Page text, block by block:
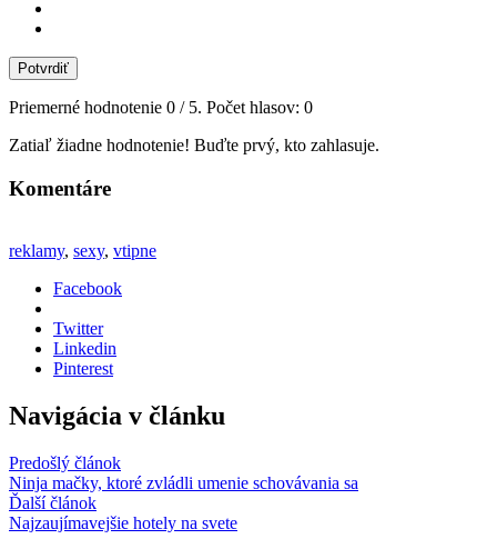
Potvrdiť
Priemerné hodnotenie 0 / 5. Počet hlasov: 0
Zatiaľ žiadne hodnotenie! Buďte prvý, kto zahlasuje.
Komentáre
reklamy, sexy, vtipne
Facebook
Twitter
Linkedin
Pinterest
Navigácia v článku
Predošlý článok
Ninja mačky, ktoré zvládli umenie schovávania sa
Ďalší článok
Najzaujímavejšie hotely na svete